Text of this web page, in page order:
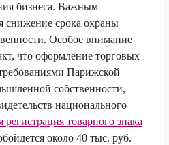
бизнеса. Важным
снижение срока охраны
Особое внимание
что оформление торговых
Парижской
собственности,
национального
товарного знака
около 40 тыс. руб.